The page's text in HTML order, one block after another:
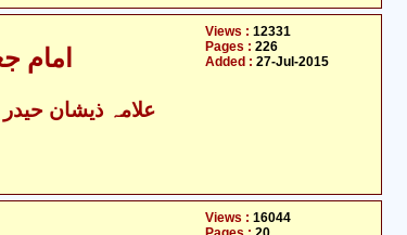
امام
- علامہ ذیشان
Views : 12331
Pages : 226
Added : 27-Jul-2015
Views : 16044